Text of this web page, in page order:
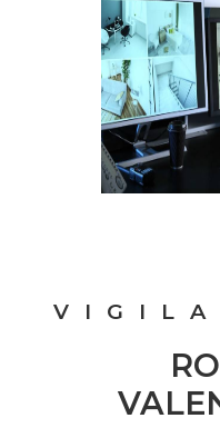
RONDE À